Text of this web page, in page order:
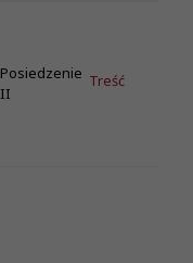
Posiedzenie
II
Treść